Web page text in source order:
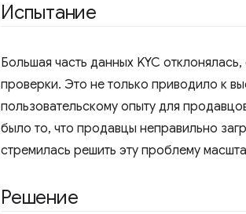
Испытание
Большая часть данных KYC
проверки. Это не только приводило к
пользовательскому опыту для
было то, что продавцы неправильно
стремилась решить эту проблему
Решение